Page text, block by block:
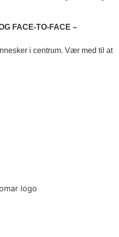
FACE-TO-FACE –
i centrum. Vær med til at